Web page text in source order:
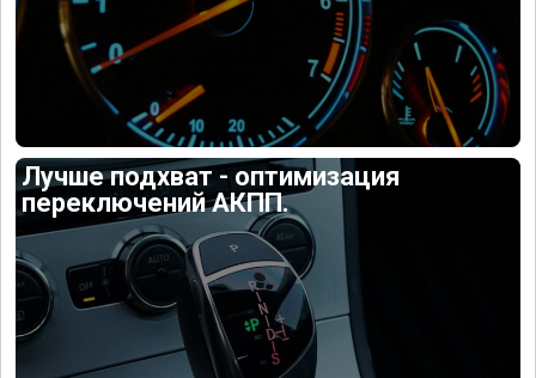
Лучше подхват - оптимизация
переключений АКПП.